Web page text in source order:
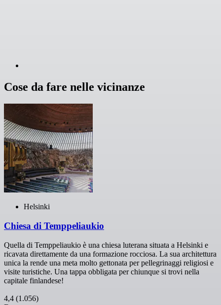
Cose da fare nelle vicinanze
Helsinki
Chiesa di Temppeliaukio
Quella di Temppeliaukio è una chiesa luterana situata a Helsinki e
ricavata direttamente da una formazione rocciosa. La sua architettura
unica la rende una meta molto gettonata per pellegrinaggi religiosi e
visite turistiche. Una tappa obbligata per chiunque si trovi nella
capitale finlandese!
4,4 (1.056)